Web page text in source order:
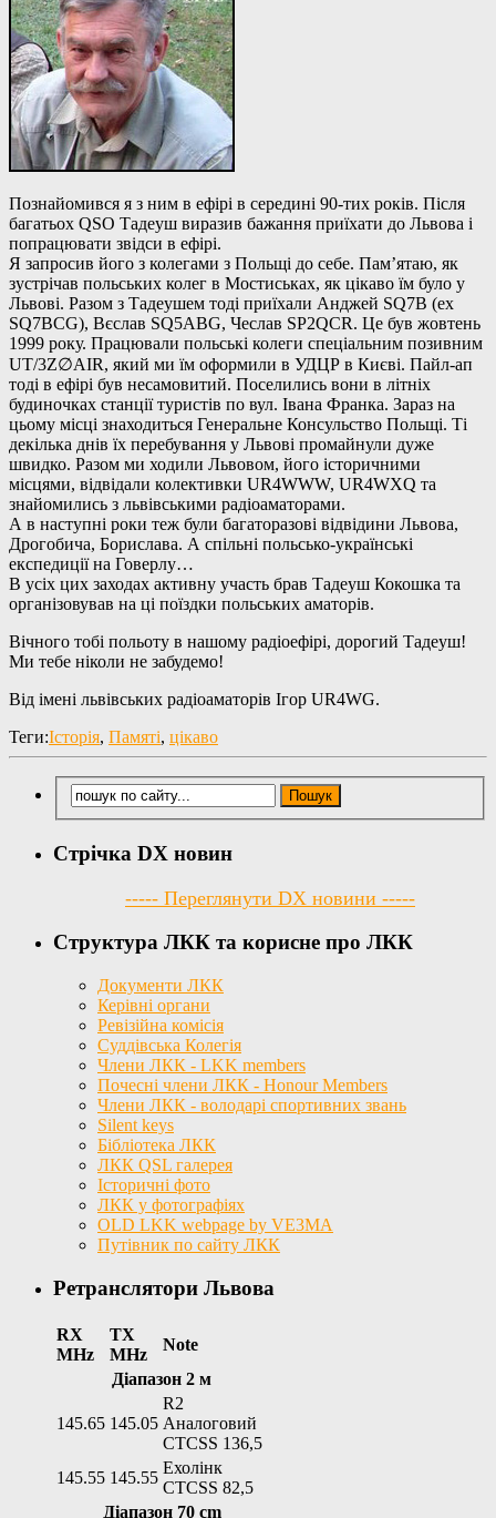
Познайомився я з ним в ефірі в середині 90-тих років. Після
багатьох QSO Тадеуш виразив бажання приїхати до Львова і
попрацювати звідси в ефірі.
Я запросив його з колегами з Польщі до себе. Пам’ятаю, як
зустрічав польських колег в Мостиськах, як цікаво їм було у
Львові. Разом з Тадеушем тоді приїхали Анджей SQ7B (ex
SQ7BCG), Вєслав SQ5ABG, Чеслав SP2QCR. Це був жовтень
1999 року. Працювали польські колеги спеціальним позивним
UT/3Z∅AIR, який ми їм оформили в УДЦР в Києві. Пайл-ап
тоді в ефірі був несамовитий. Поселились вони в літніх
будиночках станції туристів по вул. Івана Франка. Зараз на
цьому місці знаходиться Генеральне Консульство Польщі. Ті
декілька днів їх перебування у Львові промайнули дуже
швидко. Разом ми ходили Львовом, його історичними
місцями, відвідали колективки UR4WWW, UR4WXQ та
знайомились з львівськими радіоаматорами.
А в наступні роки теж були багаторазові відвідини Львова,
Дрогобича, Борислава. А спільні польсько-українські
експедиції на Говерлу…
В усіх цих заходах активну участь брав Тадеуш Кокошка та
організовував на ці поїздки польських аматорів.
Вічного тобі польоту в нашому радіоефірі, дорогий Тадеуш!
Ми тебе ніколи не забудемо!
Від імені львівських радіоаматорів Ігор UR4WG.
Теги:Історія, Памяті, цікаво
Стрічка DX новин
----- Переглянути DX новини -----
Структура ЛКК та корисне про ЛКК
Документи ЛКК
Керівні органи
Ревізійна комісія
Суддівська Колегія
Члени ЛКК - LKK members
Почесні члени ЛКК - Honour Members
Члени ЛКК - володарі спортивних звань
Silent keys
Бібліотека ЛКК
ЛКК QSL галерея
Історичні фото
ЛКК у фотографіях
OLD LKK webpage by VE3MA
Путівник по сайту ЛКК
Ретранслятори Львова
RX
MHz
TX
MHz
Note
Діапазон 2 м
145.65 145.05
R2
Аналоговий
CTCSS 136,5
145.55 145.55
Ехолінк
CTCSS 82,5
Діапазон 70 cm